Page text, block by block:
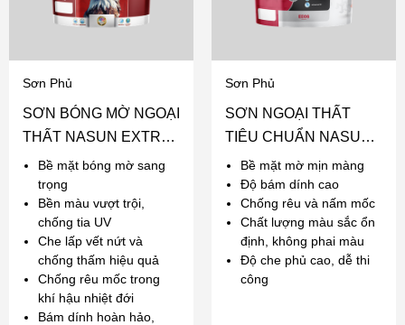
Sơn Phủ
SƠN BÓNG MỜ NGOẠI
THẤT NASUN EXTRA
PROTECT
Bề mặt bóng mờ sang
trọng
Bền màu vượt trội,
chống tia UV
Che lấp vết nứt và
chống thấm hiệu quả
Chống rêu mốc trong
khí hậu nhiệt đới
Bám dính hoàn hảo,
Sơn Phủ
SƠN NGOẠI THẤT
TIÊU CHUẨN NASUN
ECO EX
Bề mặt mờ mịn màng
Độ bám dính cao
Chống rêu và nấm mốc
Chất lượng màu sắc ổn
định, không phai màu
Độ che phủ cao, dễ thi
công